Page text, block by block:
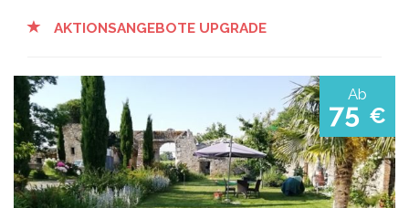
AKTIONSANGEBOTE UPGRADE
Ab
75 €